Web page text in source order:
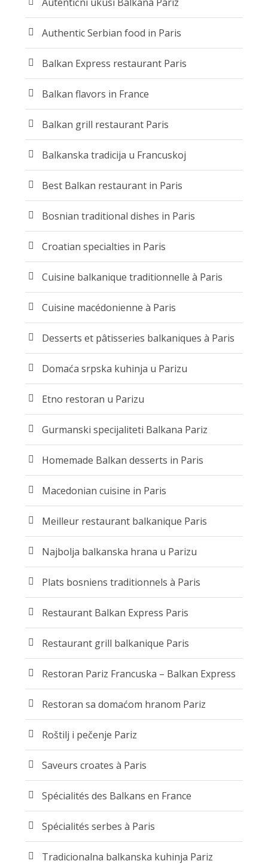
Authentic Serbian food in Paris
Balkan Express restaurant Paris
Balkan flavors in France
Balkan grill restaurant Paris
Balkanska tradicija u Francuskoj
Best Balkan restaurant in Paris
Bosnian traditional dishes in Paris
Croatian specialties in Paris
Cuisine balkanique traditionnelle à Paris
Cuisine macédonienne à Paris
Desserts et pâtisseries balkaniques à Paris
Domaća srpska kuhinja u Parizu
Etno restoran u Parizu
Gurmanski specijaliteti Balkana Pariz
Homemade Balkan desserts in Paris
Macedonian cuisine in Paris
Meilleur restaurant balkanique Paris
Najbolja balkanska hrana u Parizu
Plats bosniens traditionnels à Paris
Restaurant Balkan Express Paris
Restaurant grill balkanique Paris
Restoran Pariz Francuska – Balkan Express
Restoran sa domaćom hranom Pariz
Roštilj i pečenje Pariz
Saveurs croates à Paris
Spécialités des Balkans en France
Spécialités serbes à Paris
Tradicionalna balkanska kuhinja Pariz